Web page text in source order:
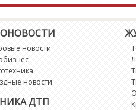
новости
новости
ДТП